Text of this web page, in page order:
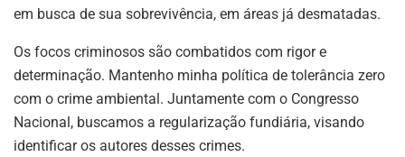
em busca de sua sobrevivência, em áreas já desmatadas.
Os focos criminosos são combatidos com rigor e
determinação. Mantenho minha política de tolerância zero
com o crime ambiental. Juntamente com o Congresso
Nacional, buscamos a regularização fundiária, visando
identificar os autores desses crimes.